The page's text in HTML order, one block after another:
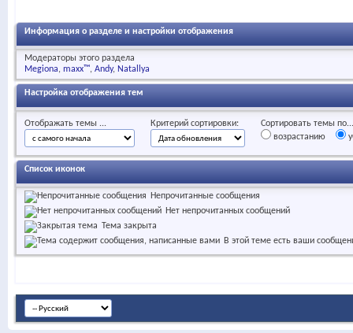
Информация о разделе и настройки отображения
Модераторы этого раздела
Megiona maxx™ Andy Natallya
Настройка отображения тем
Отображать темы ... Критерий сортировки:
Сортировать темы по...
возрастанию
Список иконок
Непрочитанные сообщения
Нет непрочитанных сообщений
Тема закрыта
В этой теме есть ваши